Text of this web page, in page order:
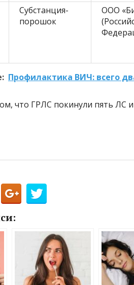
Субстанция-
порошок
ООО
Профилактика ВИЧ: всего
что ГРЛС покинули пять ЛС